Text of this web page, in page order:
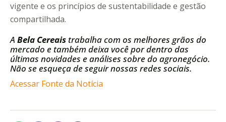
vigente e os princípios de sustentabilidade e gestão
compartilhada.
A Bela Cereais trabalha com os melhores grãos do
mercado e também deixa você por dentro das
últimas novidades e análises sobre do agronegócio.
Não se esqueça de seguir nossas redes sociais.
Acessar Fonte da Notícia